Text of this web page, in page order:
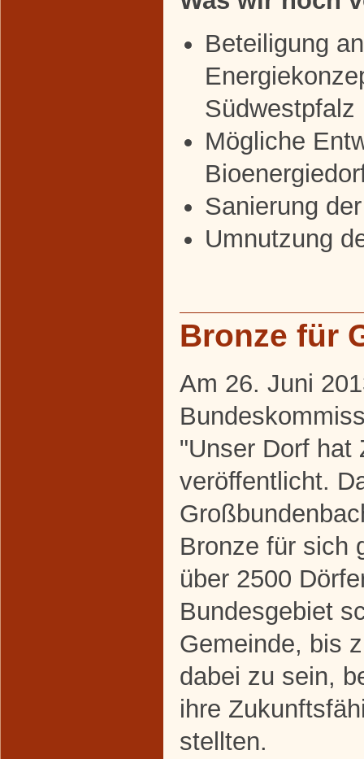
Beteiligung
Südwestpfalz
Mögliche
Sanierung
Umnutzung
Bronze für
Am 26. Juni
"Unser Dorf hat
veröffentlicht.
Bronze für sich
über 2500
Bundesgebiet
Gemeinde, bis
dabei zu sein,
ihre
stellten.